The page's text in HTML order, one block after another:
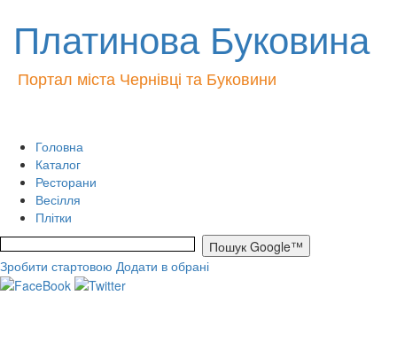
Платинова Буковина
Портал міста Чернівці та Буковини
Головна
Каталог
Ресторани
Весілля
Плітки
Зробити стартовою Додати в обрані